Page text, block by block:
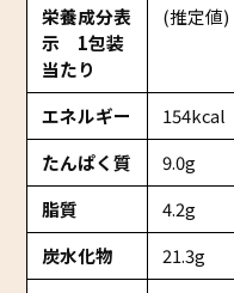
栄養成分表
示 1包装
当たり
(推定値)
エネルギー
154kcal
たんぱく質
9.0g
脂質
4.2g
炭水化物
21.3g